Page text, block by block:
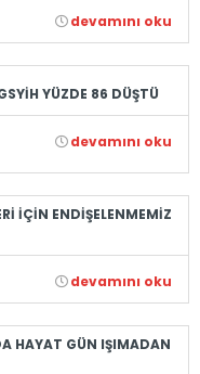
devamını oku
YÜZDE 86 DÜŞTÜ
devamını oku
İÇİN ENDİŞELENMEMİZ
devamını oku
HAYAT GÜN IŞIMADAN